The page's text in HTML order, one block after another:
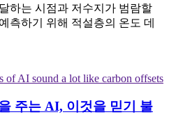
하는 시점과 저수지가 범람할
측하기 위해 적설층의 온도 데
of AI sound a lot like carbon offsets
주는 AI, 이것을 믿기 불